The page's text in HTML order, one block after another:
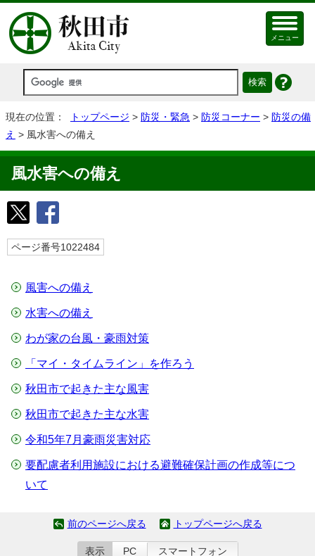
メニュー
現在の位置： トップページ > 防災・緊急 > 防災コーナー > 防災の備
え > 風水害への備え
風水害への備え
ページ番号1022484
風害への備え
水害への備え
わが家の台風・豪雨対策
「マイ・タイムライン」を作ろう
秋田市で起きた主な風害
秋田市で起きた主な水害
令和5年7月豪雨災害対応
要配慮者利用施設における避難確保計画の作成等につ
いて
前のページへ戻る トップページへ戻る
表示 PC スマートフォン